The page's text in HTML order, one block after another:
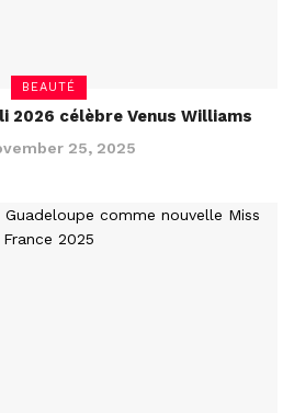
BEAUTÉ
2026 célèbre Venus Williams
25, 2025